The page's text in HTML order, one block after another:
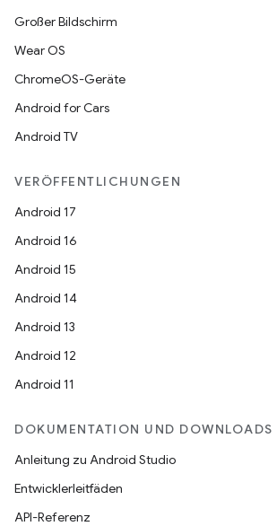
Großer Bildschirm
Wear OS
ChromeOS-Geräte
Android for Cars
Android TV
VERÖFFENTLICHUNGEN
Android 17
Android 16
Android 15
Android 14
Android 13
Android 12
Android 11
DOKUMENTATION UND DOWNLOADS
Anleitung zu Android Studio
Entwicklerleitfäden
API-Referenz